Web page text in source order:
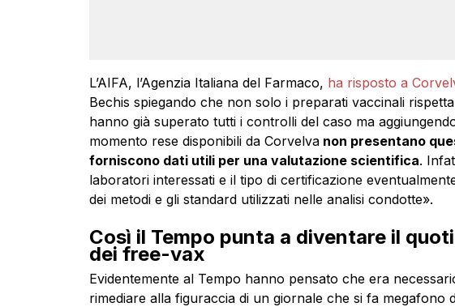
L’AIFA, l’Agenzia Italiana del Farmaco, ha risposto a
Bechis spiegando che non solo i preparati vaccinali
hanno già superato tutti i controlli del caso ma
momento rese disponibili da Corvelvanon presentano
forniscono dati utili per una valutazione scientifica.
laboratori interessati e il tipo di certificazione
dei metodi e gli standard utilizzati nelle analisi condotte».
Così il Tempo punta a diventare il
dei free-vax
Evidentemente al Tempo hanno pensato che era
rimediare alla figuraccia di un giornale che si fa megafono